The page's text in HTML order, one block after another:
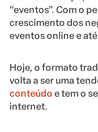
“eventos”. Com o
crescimento dos
eventos online e
Hoje, o formato
volta a ser uma
conteúdo e tem o
internet.